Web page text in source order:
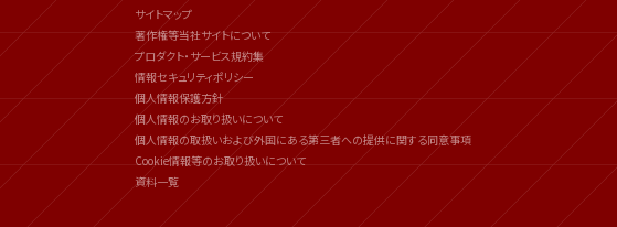
サイトマップ
著作権等当社サイトについて
プロダクト・サービス規約集
情報セキュリティポリシー
個人情報保護方針
個人情報のお取り扱いについて
個人情報の取扱いおよび外国にある第三者への提供に関する同意事項
Cookie情報等のお取り扱いについて
資料一覧